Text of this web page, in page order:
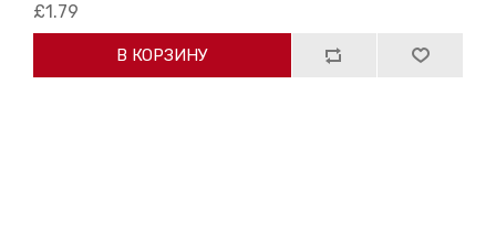
£1.79
В КОРЗИНУ